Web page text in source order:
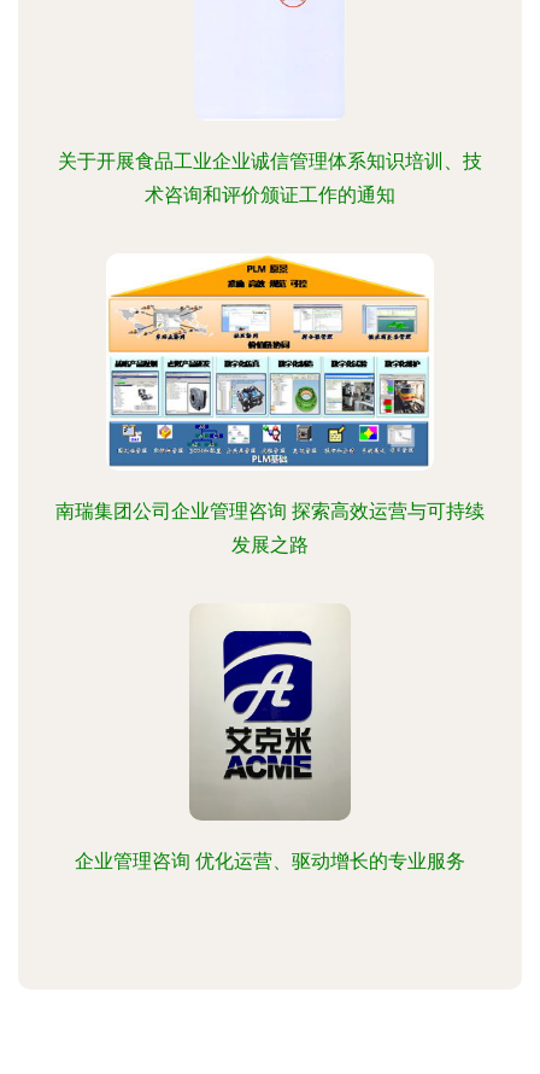
关于开展食品工业企业诚信管理体系知识培训、技
术咨询和评价颁证工作的通知
南瑞集团公司企业管理咨询 探索高效运营与可持续
发展之路
企业管理咨询 优化运营、驱动增长的专业服务